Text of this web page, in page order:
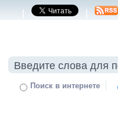
| |
Поиск в интернете |